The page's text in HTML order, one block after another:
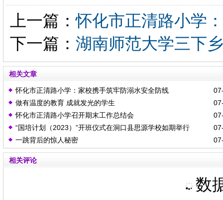
上一篇：怀化市正清路小学
下一篇： 湖南师范大学三下
相关文章
怀化市正清路小学：家校携手筑牢防溺水安全防线
做有温度的教育 成就发光的学生
怀化市正清路小学召开期末工作总结会
“国培计划（2023）”开班仪式在洞口县思源学校如期举行
一跳背后的惊人秘密
相关评论
数